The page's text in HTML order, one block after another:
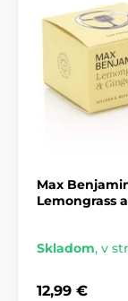
Max
Lemongrass
Skladom, v
12,99 €